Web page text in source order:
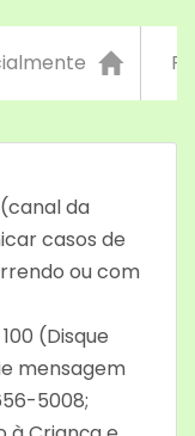
da
casos de
ou com
(Disque
mensagem
5008;